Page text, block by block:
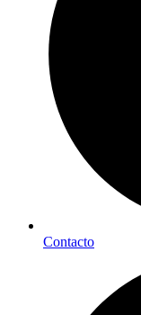
Contacto